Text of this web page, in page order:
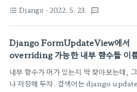
Django How can I go to a specific
다 보니 장고가 최신버전으로 설치되고, 잘
웹 서비스가 갑자기 CSRF 에러를 발생시
에러 등을 찍는다....이러면 이렇게 수정하
https://not-to-be-
CSRF 토큰 오류 에러 내용 django 에서
옵션을 True로 둔 뒤, POST 요청을 보
같이 에러 내용이 출력된다. 1. 웹 브라우저
format_list_bulleted Django · 2022. 5. 23. textsms
Django FormUpdateView에서
overriding 가능한 내부 함수들 이
내부 함수가 머가 있는지 막 찾아보는데,
나 저장해 두자. 검색어는 django